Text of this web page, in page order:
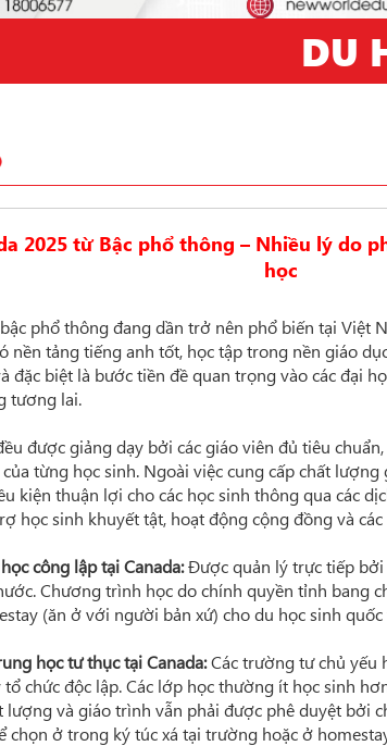
DU
2025 từ Bậc phổ thông – Nhiều lý do
học
phổ thông đang dần trở nên phổ biến tại Việt
nền tảng tiếng anh tốt, học tập trong nền giáo
đặc biệt là bước tiền đề quan trọng vào các đại
tương lai.
được giảng dạy bởi các giáo viên đủ tiêu
từng học sinh. Ngoài việc cung cấp chất
kiện thuận lợi cho các học sinh thông qua các
học sinh khuyết tật, hoạt động cộng đồng và
công lập tại Canada:Được quản lý trực tiếp bởi
Chương trình học do chính quyền tỉnh bang
(ăn ở với người bản xứ) cho du học sinh quốc
học tư thục tại Canada:Các trường tư chủ yếu
chức độc lập. Các lớp học thường ít học sinh
lượng và giáo trình vẫn phải được phê duyệt bởi
chọn ở trong ký túc xá tại trường hoặc ở